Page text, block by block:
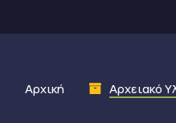
Αρχική Αρχειακό